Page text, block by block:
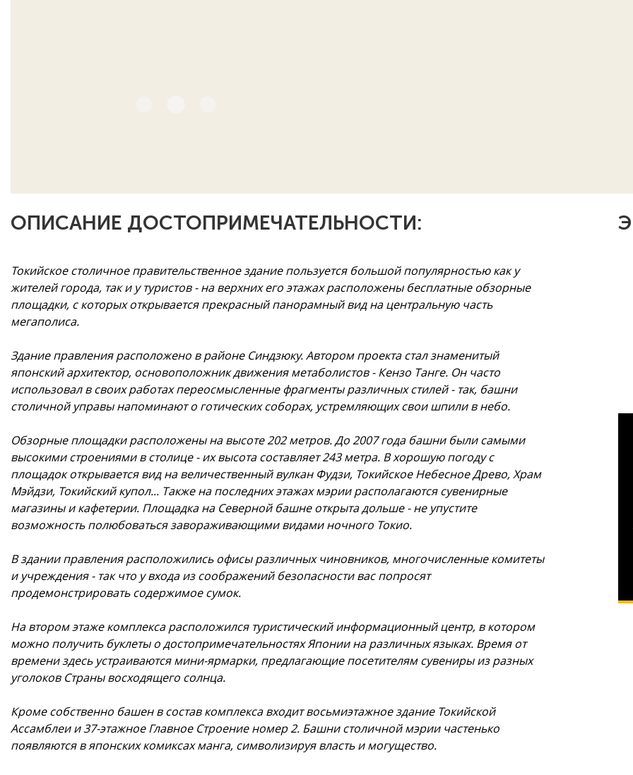
ОПИСАНИЕ ДОСТОПРИМЕЧАТЕЛЬНОСТИ:
Токийское столичное правительственное здание пользуется большой популярностью как у
жителей города, так и у туристов - на верхних его этажах расположены бесплатные обзорные
площадки, с которых открывается прекрасный панорамный вид на центральную часть
мегаполиса.
Здание правления расположено в районе Синдзюку. Автором проекта стал знаменитый
японский архитектор, основоположник движения метаболистов - Кензо Танге. Он часто
использовал в своих работах переосмысленные фрагменты различных стилей - так, башни
столичной управы напоминают о готических соборах, устремляющих свои шпили в небо.
Обзорные площадки расположены на высоте 202 метров. До 2007 года башни были самыми
высокими строениями в столице - их высота составляет 243 метра. В хорошую погоду с
площадок открывается вид на величественный вулкан Фудзи, Токийское Небесное Древо, Храм
Мэйдзи, Токийский купол... Также на последних этажах мэрии располагаются сувенирные
магазины и кафетерии. Площадка на Северной башне открыта дольше - не упустите
возможность полюбоваться завораживающими видами ночного Токио.
В здании правления расположились офисы различных чиновников, многочисленные комитеты
и учреждения - так что у входа из соображений безопасности вас попросят
продемонстрировать содержимое сумок.
На втором этаже комплекса расположился туристический информационный центр, в котором
можно получить буклеты о достопримечательностях Японии на различных языках. Время от
времени здесь устраиваются мини-ярмарки, предлагающие посетителям сувениры из разных
уголоков Страны восходящего солнца.
Кроме собственно башен в состав комплекса входит восьмиэтажное здание Токийской
Ассамблеи и 37-этажное Главное Строение номер 2. Башни столичной мэрии частенько
появляются в японских комиксах манга, символизируя власть и могущество.